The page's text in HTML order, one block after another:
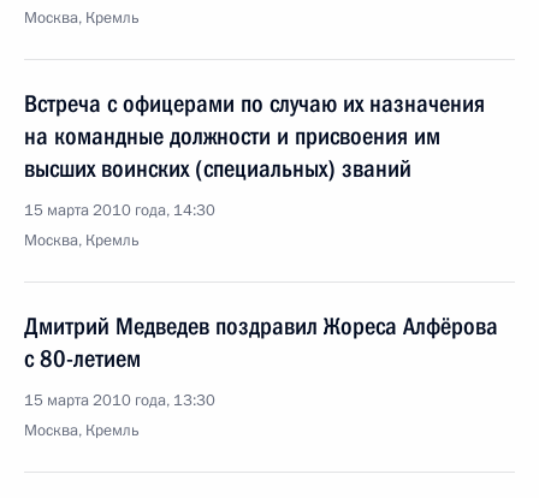
Москва, Кремль
Встреча с офицерами по случаю их назначения
на командные должности и присвоения им
высших воинских (специальных) званий
15 марта 2010 года, 14:30
Москва, Кремль
Дмитрий Медведев поздравил Жореса Алфёрова
с 80-летием
15 марта 2010 года, 13:30
Москва, Кремль